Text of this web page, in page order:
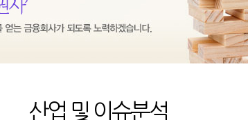
산업 및 이슈분석